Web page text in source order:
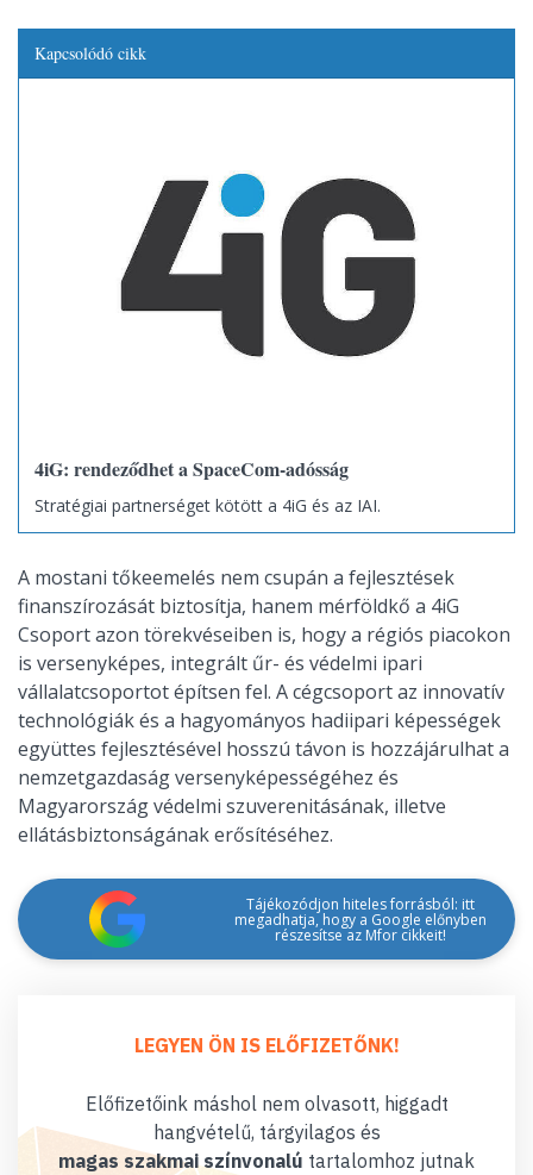
Kapcsolódó cikk
4iG: rendeződhet a SpaceCom-adósság
Stratégiai partnerséget kötött a 4iG és az IAI.
A mostani tőkeemelés nem csupán a fejlesztések
finanszírozását biztosítja, hanem mérföldkő a 4iG
Csoport azon törekvéseiben is, hogy a régiós piacokon
is versenyképes, integrált űr- és védelmi ipari
vállalatcsoportot építsen fel. A cégcsoport az innovatív
technológiák és a hagyományos hadiipari képességek
együttes fejlesztésével hosszú távon is hozzájárulhat a
nemzetgazdaság versenyképességéhez és
Magyarország védelmi szuverenitásának, illetve
ellátásbiztonságának erősítéséhez.
Tájékozódjon hiteles forrásból: itt
megadhatja, hogy a Google előnyben
részesítse az Mfor cikkeit!
LEGYEN ÖN IS ELŐFIZETŐNK!
Előfizetőink máshol nem olvasott, higgadt
hangvételű, tárgyilagos és
magas szakmai színvonalú tartalomhoz jutnak